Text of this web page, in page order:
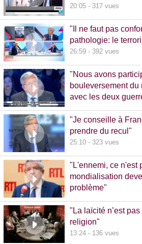
20:05 - 317 vues
"Il ne faut pas
pathologie: le
26:59 - 392 vues
"Nous avons
bouleversement du
avec les deux
"Je conseille à
prendre du recul"
25:10 - 323 vues
"L'ennemi, ce n'est
mondialisation
problème"
"La laïcité n’est
religion"
13:24 - 136 vues